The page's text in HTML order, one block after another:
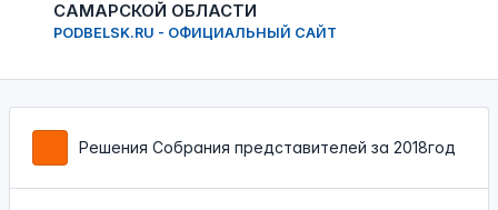
САМАРСКОЙ ОБЛАСТИ
PODBELSK.RU - ОФИЦИАЛЬНЫЙ САЙТ
Решения Собрания представителей за 2018год